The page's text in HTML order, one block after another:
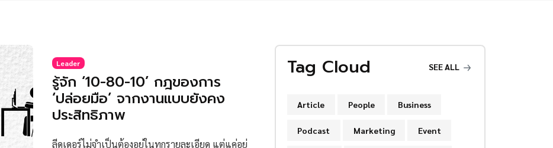
Leader
รู้จัก ‘10-80-10’ กฎของการ
‘ปล่อยมือ’ จากงานแบบยังคง
ประสิทธิภาพ
ลีดเดอร์ไม่จำเป็นต้องอยู่ในทุกรายละเอียด แต่แค่อยู่
Tag Cloud SEE ALL
Article People Business
Podcast Marketing Event